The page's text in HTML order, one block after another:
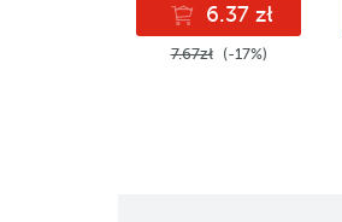
6.37 zł
7.67zł (-17%)